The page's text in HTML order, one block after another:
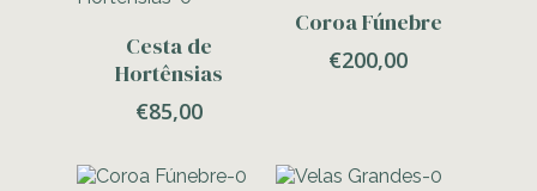
Cesta de
Hortênsias
€85,00
Adicionar
Coroa Fúnebre
€200,00